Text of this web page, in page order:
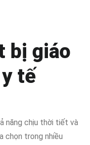
bị giáo
tế
năng chịu thời tiết và
chọn trong nhiều